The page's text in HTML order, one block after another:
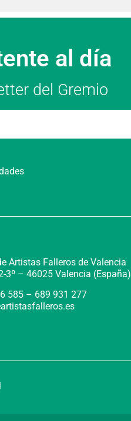
al día
del Gremio
Artistas Falleros de Valencia
3º – 46025 Valencia (España)
585 – 689 931 277